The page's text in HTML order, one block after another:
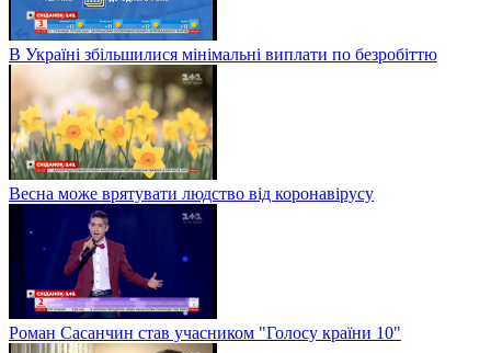
В Україні збільшилися мінімальні виплати по безробіттю
Весна може врятувати людство від коронавірусу
Роман Сасанчин став учасником "Голосу країни 10"